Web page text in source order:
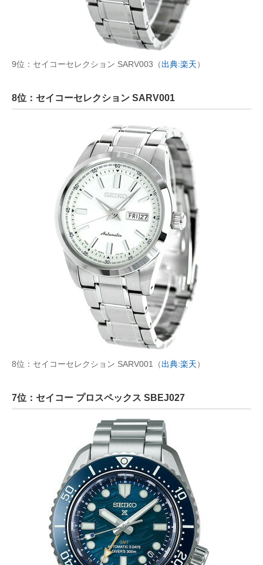
9位：セイコーセレクション SARV003（出典:楽天）
8位：セイコーセレクション SARV001
8位：セイコーセレクション SARV001（出典:楽天）
7位：セイコー プロスペックス SBEJ027